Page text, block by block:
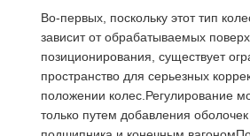
Наша
Фабрика
Контроль
Качества
Во-первых, поскольку этот тип
зависит от обрабатываемых
позиционирования, существует
пространство для серьезных
положении колес.Регулирование
только путем добавления